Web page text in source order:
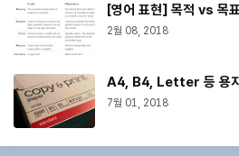
[영어 표현] 목적 vs
2월 08, 2018
A4, B4, Letter 등 용지
7월 01, 2018